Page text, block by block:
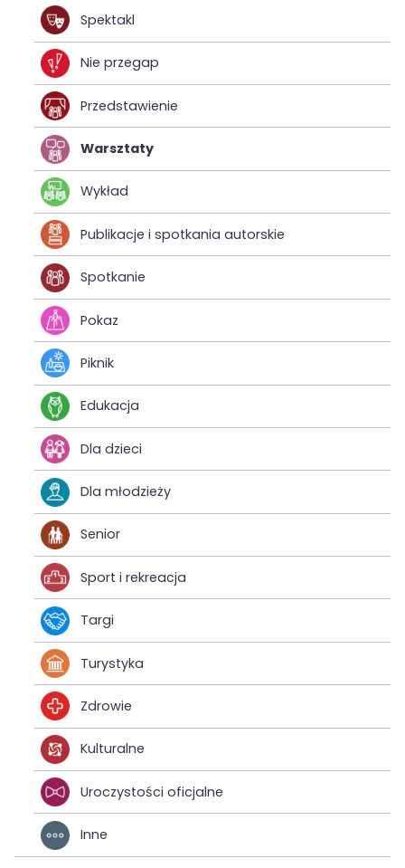
Spektakl
Nie przegap
Przedstawienie
Warsztaty
Wykład
Publikacje i spotkania autorskie
Spotkanie
Pokaz
Piknik
Edukacja
Dla dzieci
Dla młodzieży
Senior
Sport i rekreacja
Targi
Turystyka
Zdrowie
Kulturalne
Uroczystości oficjalne
Inne